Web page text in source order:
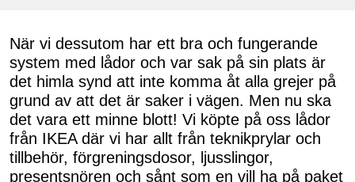
När vi dessutom har ett bra och fungerande
system med lådor och var sak på sin plats är
det himla synd att inte komma åt alla grejer på
grund av att det är saker i vägen. Men nu ska
det vara ett minne blott! Vi köpte på oss lådor
från IKEA där vi har allt från teknikprylar och
tillbehör, förgreningsdosor, ljusslingor,
presentsnören och sånt som en vill ha på paket